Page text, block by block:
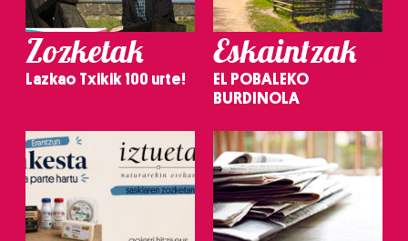
Zozketak
Lazkao Txikik 100 urte!
Eskaintzak
EL POBALEKO
BURDINOLA